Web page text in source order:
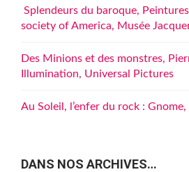
Splendeurs du baroque,
society of America, Musée
Des Minions et des monstres,
Illumination, Universal Pictures
Au Soleil, l’enfer du rock :
DANS NOS ARCHIVES…